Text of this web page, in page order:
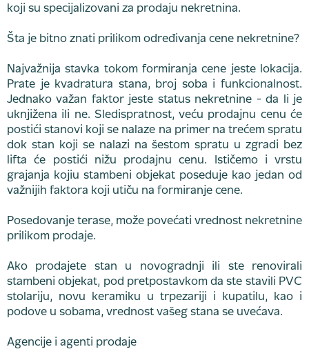
koji su specijalizovani za prodaju nekretnina.
Šta je bitno znati prilikom određivanja cene nekretnine?
Najvažnija stavka tokom formiranja cene jeste lokacija.
Prate je kvadratura stana, broj soba i funkcionalnost.
Jednako važan faktor jeste status nekretnine - da li je
uknjižena ili ne. Sledispratnost, veću prodajnu cenu će
postići stanovi koji se nalaze na primer na trećem spratu
dok stan koji se nalazi na šestom spratu u zgradi bez
lifta će postići nižu prodajnu cenu. Ističemo i vrstu
grajanja kojiu stambeni objekat poseduje kao jedan od
važnijih faktora koji utiču na formiranje cene.
Posedovanje terase, može povećati vrednost nekretnine
prilikom prodaje.
Ako prodajete stan u novogradnji ili ste renovirali
stambeni objekat, pod pretpostavkom da ste stavili PVC
stolariju, novu keramiku u trpezariji i kupatilu, kao i
podove u sobama, vrednost vašeg stana se uvećava.
Agencije i agenti prodaje